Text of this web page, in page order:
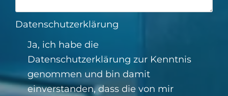
Datenschutzerklärung
Ja, ich habe die
Datenschutzerklärung zur Kenntnis
genommen und bin damit
einverstanden, dass die von mir